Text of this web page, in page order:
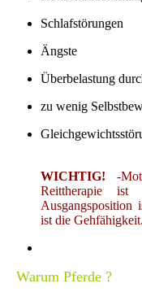
Schlafstörungen
Ängste
Überbelastung
zu wenig
WICHTIG! -
Reittherapie ist
Ausgangsposition
ist die Gehfähigkeit.
Warum Pferde ?